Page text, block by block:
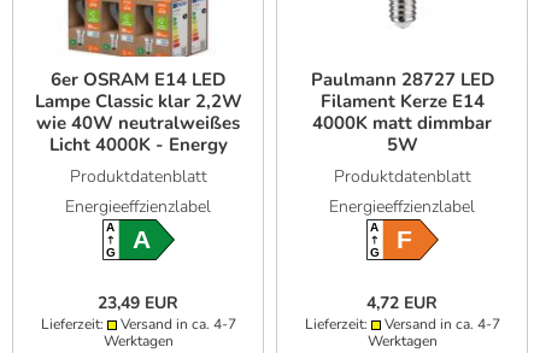
6er OSRAM E14 LED
Lampe Classic klar 2,2W
wie 40W neutralweißes
Licht 4000K - Energy
efficiency class A
Produktdatenblatt
Energieeffzienzlabel
A
GA
23,49 EUR
Lieferzeit:
Versand in ca. 4-7
Werktagen
Paulmann 28727 LED
Filament Kerze E14
4000K matt dimmbar
5W
Produktdatenblatt
Energieeffzienzlabel
A
GF
4,72 EUR
Lieferzeit:
Versand in ca. 4-7
Werktagen